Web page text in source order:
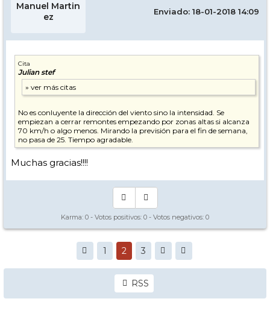
Manuel Martin
ez
Enviado: 18-01-2018 14:09
Cita
Julian stef
No es conluyente la dirección del viento sino la intensidad. Se
empiezan a cerrar remontes empezando por zonas altas si alcanza
70 km/h o algo menos. Mirando la previsión para el fin de semana,
no pasa de 25. Tiempo agradable.
Muchas gracias!!!!
Karma: 0 - Votos positivos: 0 - Votos negativos: 0
1 2 3
RSS